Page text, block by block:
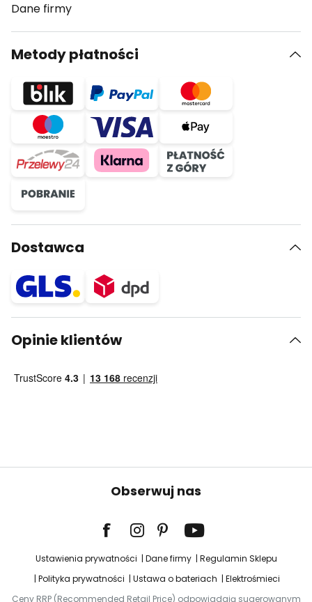
Dane firmy
Metody płatności
Dostawca
Opinie klientów
Obserwuj nas
Ustawienia prywatności Dane firmy
Regulamin Sklepu
Polityka prywatności
Ustawa o bateriach
Elektrośmieci
Ceny RRP (Recommended Retail Price) odpowiadają sugerowanym